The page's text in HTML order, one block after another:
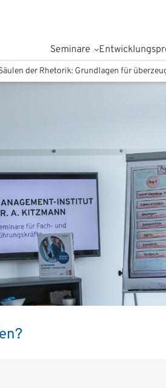
Seminare
der Rhetorik: Grundlagen für